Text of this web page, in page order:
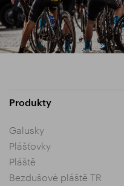
Produkty
Galusky
Plášťovky
Pláště
Bezdušové pláště TR